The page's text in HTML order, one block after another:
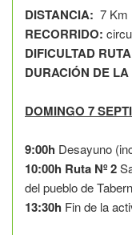
DISTANCIA: 7 Km
RECORRIDO:
DIFICULTAD
DURACIÓN DE
DOMINGO 7
9:00h Desayuno
10:00h Ruta Nº 2
del pueblo de
13:30h Fin de la